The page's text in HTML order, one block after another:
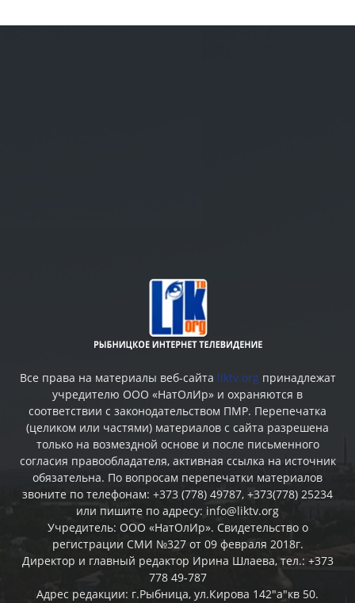
Все права на материалы веб-сайта liktv.org принадлежат
учредителю ООО «НатОлИр» и охраняются в
соответствии с законодательством ПМР. Перепечатка
(целиком или частями) материалов c сайта разрешена
только на возмездной основе и после письменного
согласия правообладателя, активная ссылка на источник
обязательна. По вопросам перепечатки материалов
звоните по телефонам: +373 (778) 49787, +373(778) 25234
или пишите по адресу: info@liktv.org
Учредитель: ООО «НатОлИр». Свидетельство о
регистрации СМИ №327 от 09 февраля 2018г.
Директор и главный редактор Ирина Шлаева, тел.: +373
778 49-787
Адрес редакции: г.Рыбница, ул.Кирова 142"а"кв 50.